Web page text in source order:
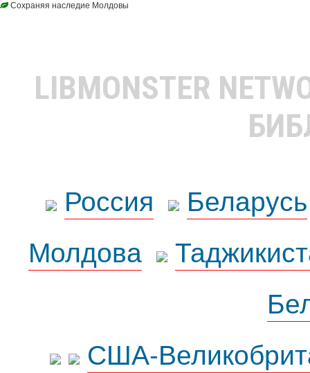
Сохраняя наследие Молдовы
LIBMONSTER
Россия
Беларусь
Молдова
США-